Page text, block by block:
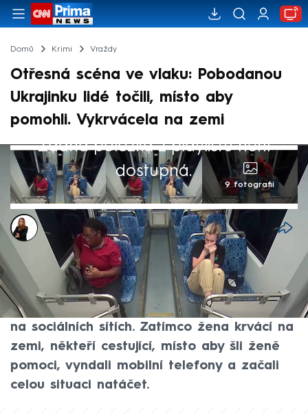
Domů Krimi Vraždy
Otřesná scéna ve vlaku: Pobodanou
Ukrajinku lidé točili, místo aby
pomohli. Vykrvácela na zemi
Žádná položka z playlistu není
dostupná.
9 fotografií
Michaela Bartošová
10. zář 2025, 13:01
Nepochopitelné chování cestujících vlaku v
Severní Karolíně, ve kterém byla ubodána
mladá Ukrajinka, zachycují záběry kolující
na sociálních sítích. Zatímco žena krvácí na
zemi, někteří cestující, místo aby šli ženě
pomoci, vyndali mobilní telefony a začali
celou situaci natáčet.